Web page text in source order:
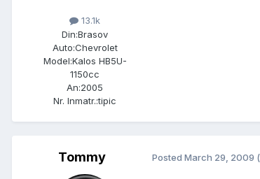
13.1k
Din:Brasov
Auto:Chevrolet
Model:Kalos HB5U-
1150cc
An:2005
Nr. Inmatr.:tipic
Tommy Posted March 29, 2009